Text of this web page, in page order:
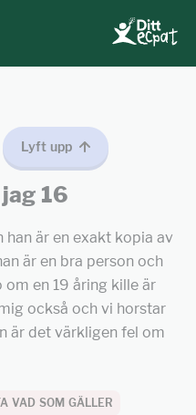
Lyft upp
16
han är en exakt kopia av
är en bra person och
en 19 åring kille är
också och vi horstar
är det värkligen fel om
VAD SOM GÄLLER